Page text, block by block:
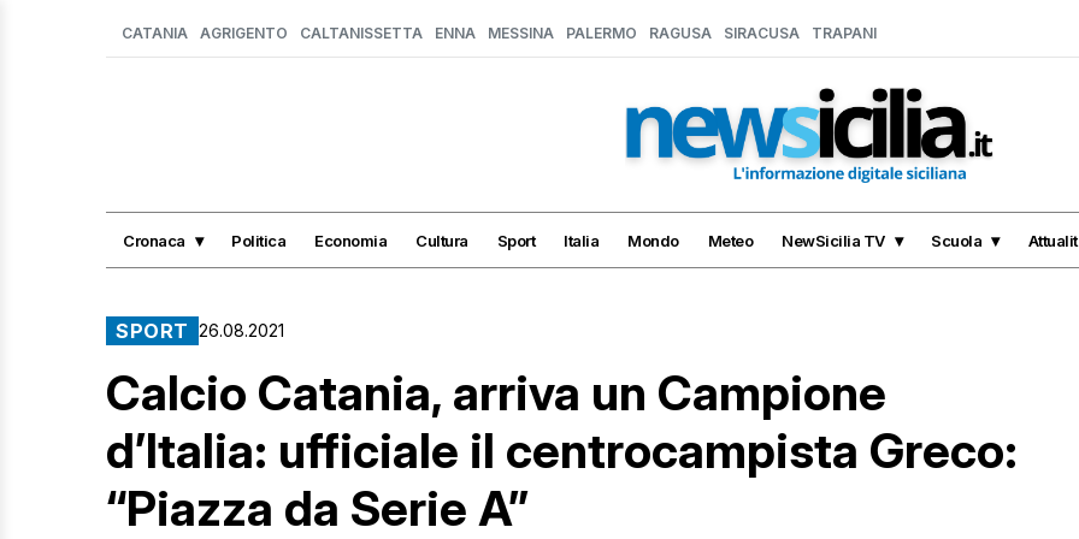
CATANIA AGRIGENTO CALTANISSETTA ENNA MESSINA PALERMO RAGUSA SIRACUSA TRAPANI
Cronaca Politica Economia Cultura Sport Italia Mondo Meteo NewSicilia TV Scuola
SPORT 26.08.2021
Calcio Catania, arriva un Campione
d’Italia: ufficiale il centrocampista Greco:
“Piazza da Serie A”